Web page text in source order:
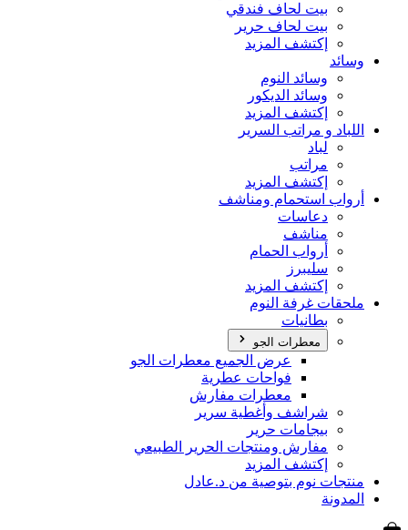
بيت لحاف فندقي
بيت لحاف حرير
إكتشف المزيد
وسائد
وسائد النوم
وسائد الديكور
إكتشف المزيد
اللباد و مراتب السرير
لباد
مراتب
إكتشف المزيد
أرواب استحمام ومناشف
دعاسات
مناشف
أرواب الحمام
سليبرز
إكتشف المزيد
ملحقات غرفة النوم
بطانيات
معطرات الجو
عرض الجميع معطرات الجو
فواحات عطرية
معطرات مفارش
شراشف وأغطية سرير
بيجامات حرير
مفارش ومنتجات الحرير الطبيعي
إكتشف المزيد
منتجات نوم بتوصية من د.عادل
المدونة